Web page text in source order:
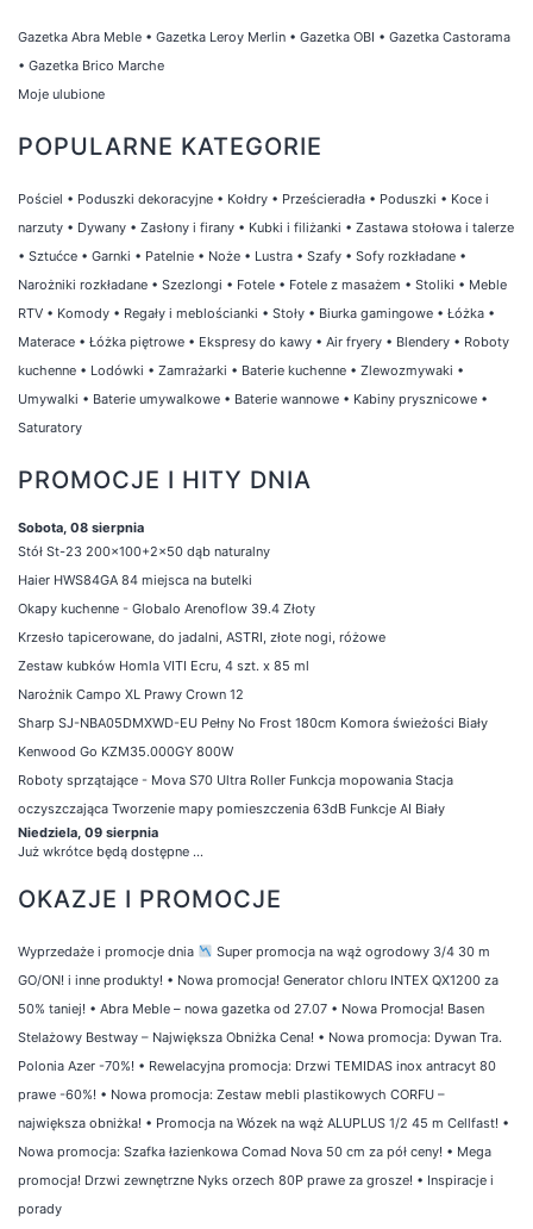
Gazetka Abra Meble • Gazetka Leroy Merlin • Gazetka OBI • Gazetka Castorama
• Gazetka Brico Marche
Moje ulubione
POPULARNE KATEGORIE
Pościel • Poduszki dekoracyjne • Kołdry • Prześcieradła • Poduszki • Koce i
narzuty • Dywany • Zasłony i firany • Kubki i filiżanki • Zastawa stołowa i talerze
• Sztućce • Garnki • Patelnie • Noże • Lustra • Szafy • Sofy rozkładane •
Narożniki rozkładane • Szezlongi • Fotele • Fotele z masażem • Stoliki • Meble
RTV • Komody • Regały i meblościanki • Stoły • Biurka gamingowe • Łóżka •
Materace • Łóżka piętrowe • Ekspresy do kawy • Air fryery • Blendery • Roboty
kuchenne • Lodówki • Zamrażarki • Baterie kuchenne • Zlewozmywaki •
Umywalki • Baterie umywalkowe • Baterie wannowe • Kabiny prysznicowe •
Saturatory
PROMOCJE I HITY DNIA
Sobota, 08 sierpnia
Stół St-23 200x100+2x50 dąb naturalny
Haier HWS84GA 84 miejsca na butelki
Okapy kuchenne - Globalo Arenoflow 39.4 Złoty
Krzesło tapicerowane, do jadalni, ASTRI, złote nogi, różowe
Zestaw kubków Homla VITI Ecru, 4 szt. x 85 ml
Narożnik Campo XL Prawy Crown 12
Sharp SJ-NBA05DMXWD-EU Pełny No Frost 180cm Komora świeżości Biały
Kenwood Go KZM35.000GY 800W
Roboty sprzątające - Mova S70 Ultra Roller Funkcja mopowania Stacja
oczyszczająca Tworzenie mapy pomieszczenia 63dB Funkcje AI Biały
Niedziela, 09 sierpnia
Już wkrótce będą dostępne ...
OKAZJE I PROMOCJE
Wyprzedaże i promocje dnia
Super promocja na wąż ogrodowy 3/4 30 m
GO/ON! i inne produkty! • Nowa promocja! Generator chloru INTEX QX1200 za
50% taniej! • Abra Meble – nowa gazetka od 27.07 • Nowa Promocja! Basen
Stelażowy Bestway – Największa Obniżka Cena! • Nowa promocja: Dywan Tra.
Polonia Azer -70%! • Rewelacyjna promocja: Drzwi TEMIDAS inox antracyt 80
prawe -60%! • Nowa promocja: Zestaw mebli plastikowych CORFU –
największa obniżka! • Promocja na Wózek na wąż ALUPLUS 1/2 45 m Cellfast! •
Nowa promocja: Szafka łazienkowa Comad Nova 50 cm za pół ceny! • Mega
promocja! Drzwi zewnętrzne Nyks orzech 80P prawe za grosze! • Inspiracje i
porady